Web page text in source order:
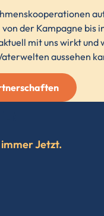
der Kampagne bis
mit uns wirkt und
aussehen
Jetzt.